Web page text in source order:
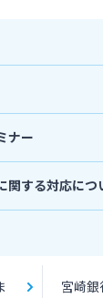
ナー
関する対応につ
宮崎銀